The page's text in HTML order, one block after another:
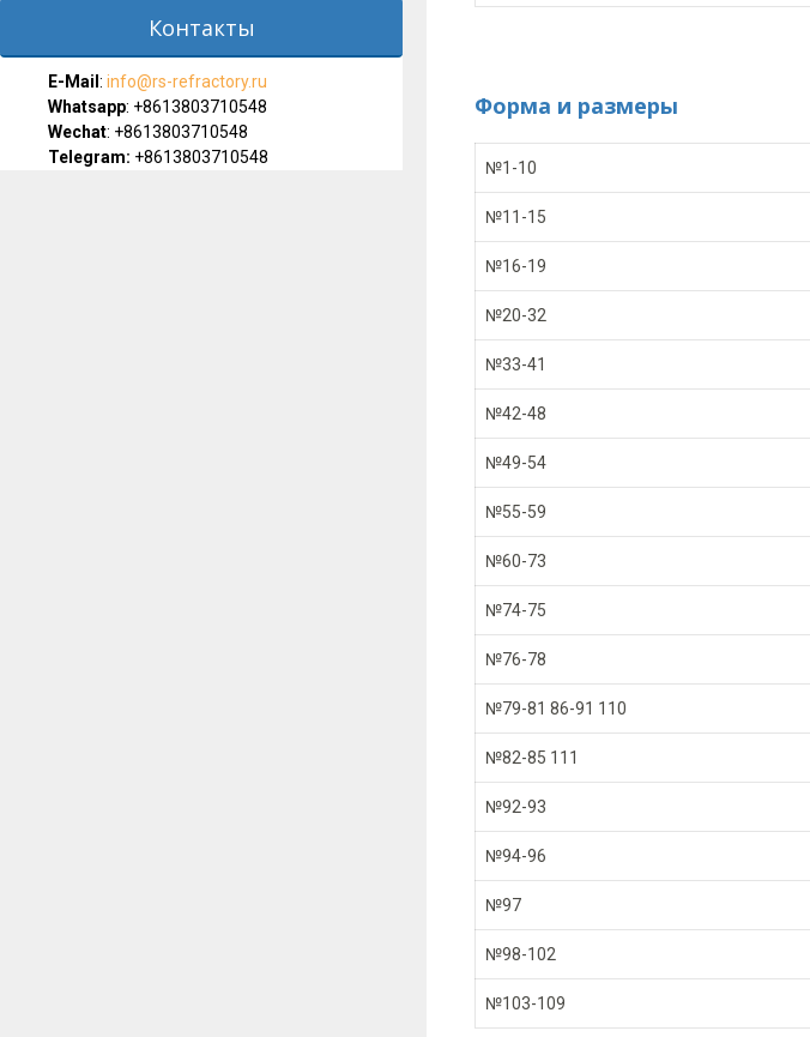
Форма и размеры
№1-10
№11-15
№16-19
№20-32
№33-41
№42-48
№49-54
№55-59
№60-73
№74-75
№76-78
№79-81 86-91 110
№82-85 111
№92-93
№94-96
№97
№98-102
№103-109
Контакты
E-Мail : info@rs-refractory.ru
Whatsapp: +8613803710548
Wechat: +8613803710548
Telegram: +8613803710548